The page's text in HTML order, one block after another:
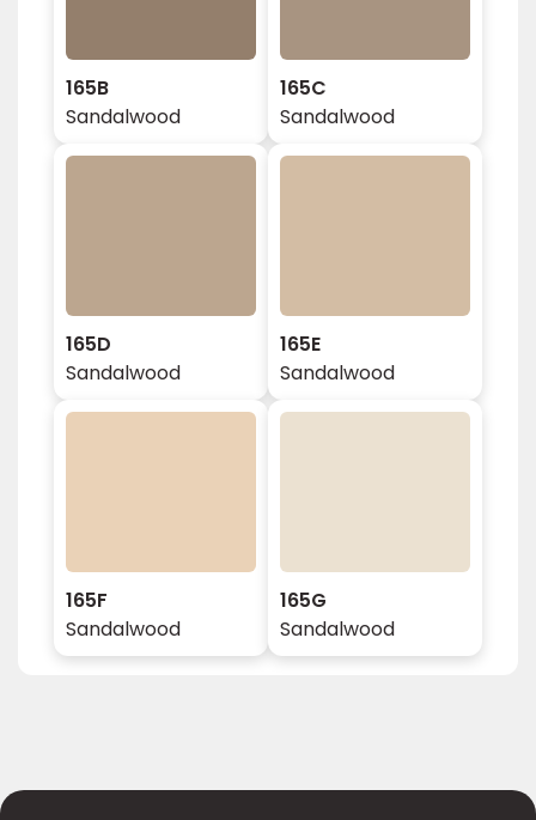
165B
Sandalwood
165C
Sandalwood
165D
Sandalwood
165E
Sandalwood
165F
Sandalwood
165G
Sandalwood